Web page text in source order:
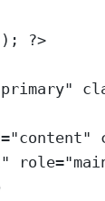
?>
="content"
role=